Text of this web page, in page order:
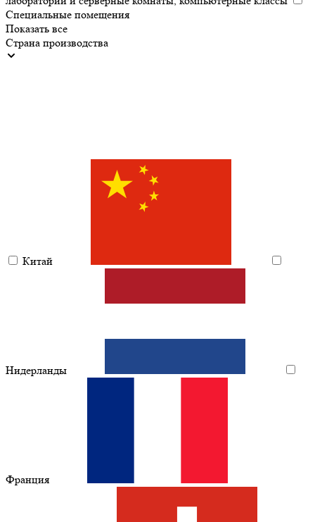
Специальные помещения
Показать все
Страна производства
Китай
Нидерланды
Франция